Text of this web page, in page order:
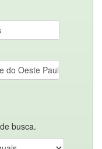
busca.